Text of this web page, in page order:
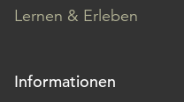
Lernen & Erleben
Informationen